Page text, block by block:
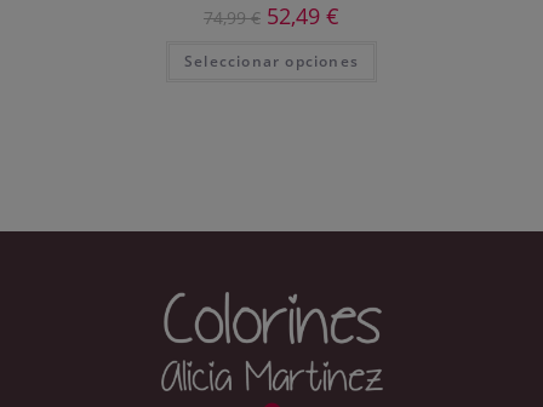
74,99€ 52,49 €
Seleccionar opciones